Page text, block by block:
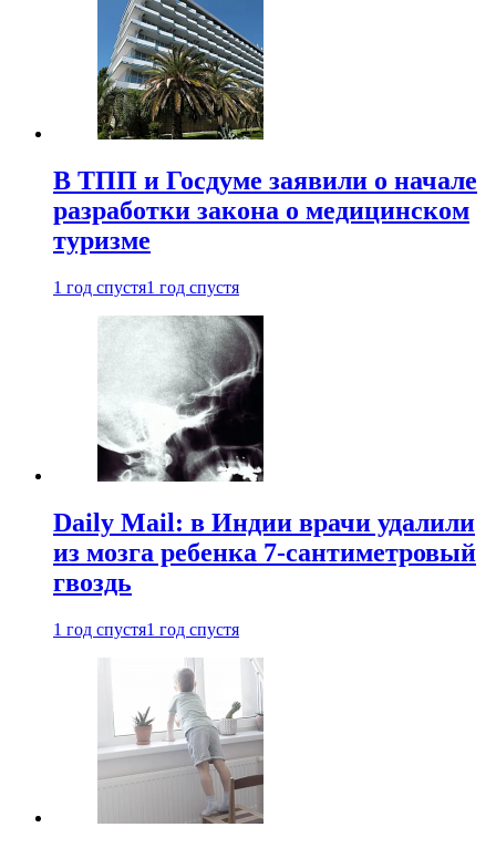
В ТПП и Госдуме заявили о начале
разработки закона о медицинском
туризме
1 год спустя1 год спустя
Daily Mail: в Индии врачи удалили
из мозга ребенка 7-сантиметровый
гвоздь
1 год спустя1 год спустя